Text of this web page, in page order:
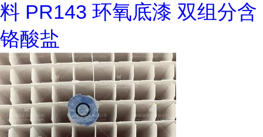
料 PR143 环氧底漆 双组分含
铬酸盐